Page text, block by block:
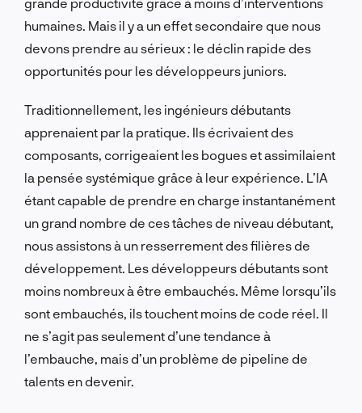
humaines. Mais il y a un effet secondaire que nous
devons prendre au sérieux : le déclin rapide des
opportunités pour les développeurs juniors.
Traditionnellement, les ingénieurs débutants
apprenaient par la pratique. Ils écrivaient des
composants, corrigeaient les bogues et assimilaient
la pensée systémique grâce à leur expérience. L’IA
étant capable de prendre en charge instantanément
un grand nombre de ces tâches de niveau débutant,
nous assistons à un resserrement des filières de
développement. Les développeurs débutants sont
moins nombreux à être embauchés. Même lorsqu’ils
sont embauchés, ils touchent moins de code réel. Il
ne s’agit pas seulement d’une tendance à
l’embauche, mais d’un problème de pipeline de
talents en devenir.